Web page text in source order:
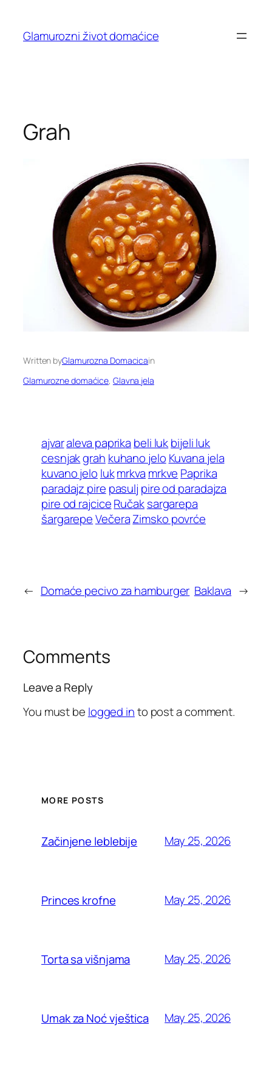
content
Glamurozni život domaćice
Grah
Written byGlamurozna Domacicain
Glamurozne domaćice, Glavna jela
ajvaraleva paprika beli lukbijeli luk
cesnjakgrah kuhano jelo Kuvana jela
kuvano jelo lukmrkva mrkve Paprika
paradajz pire pasulj pire od paradajza
pire od rajciceRučaksargarepa
šargarepeVečeraZimsko povrće
← Domaće pecivo za hamburger Baklava →
Comments
Leave a Reply
You must be logged into post a comment.
MORE POSTS
Začinjene leblebije May 25, 2026
Princes krofne May 25, 2026
Torta sa višnjama May 25, 2026
Umak za Noć vještica May 25, 2026